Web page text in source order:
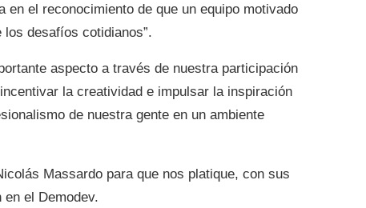
el reconocimiento de que un equipo motivado
desafíos cotidianos”.
aspecto a través de nuestra participación
la creatividad e impulsar la inspiración
de nuestra gente en un ambiente
Massardo para que nos platique, con sus
el Demodev.